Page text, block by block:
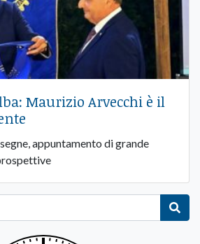
Maurizio Arvecchi è il
appuntamento di grande